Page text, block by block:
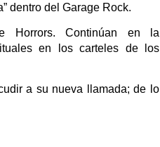
dentro del Garage Rock.
Horrors. Continúan en la
en los carteles de los
a su nueva llamada; de lo